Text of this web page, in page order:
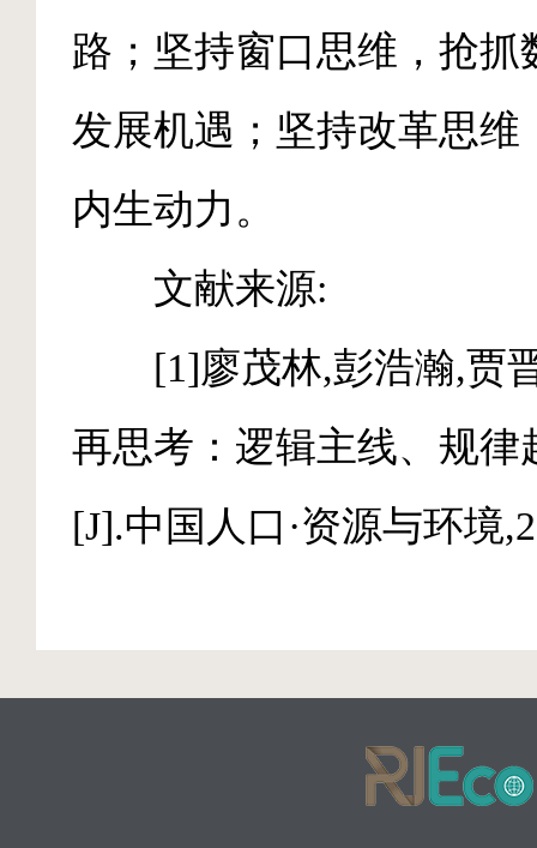
路；坚持窗口思维，抢抓
发展机遇；坚持改革思维
内生动力。
文献来源:
[1]廖茂林,彭浩瀚,贾
再思考：逻辑主线、规律
[J].中国人口·资源与环境